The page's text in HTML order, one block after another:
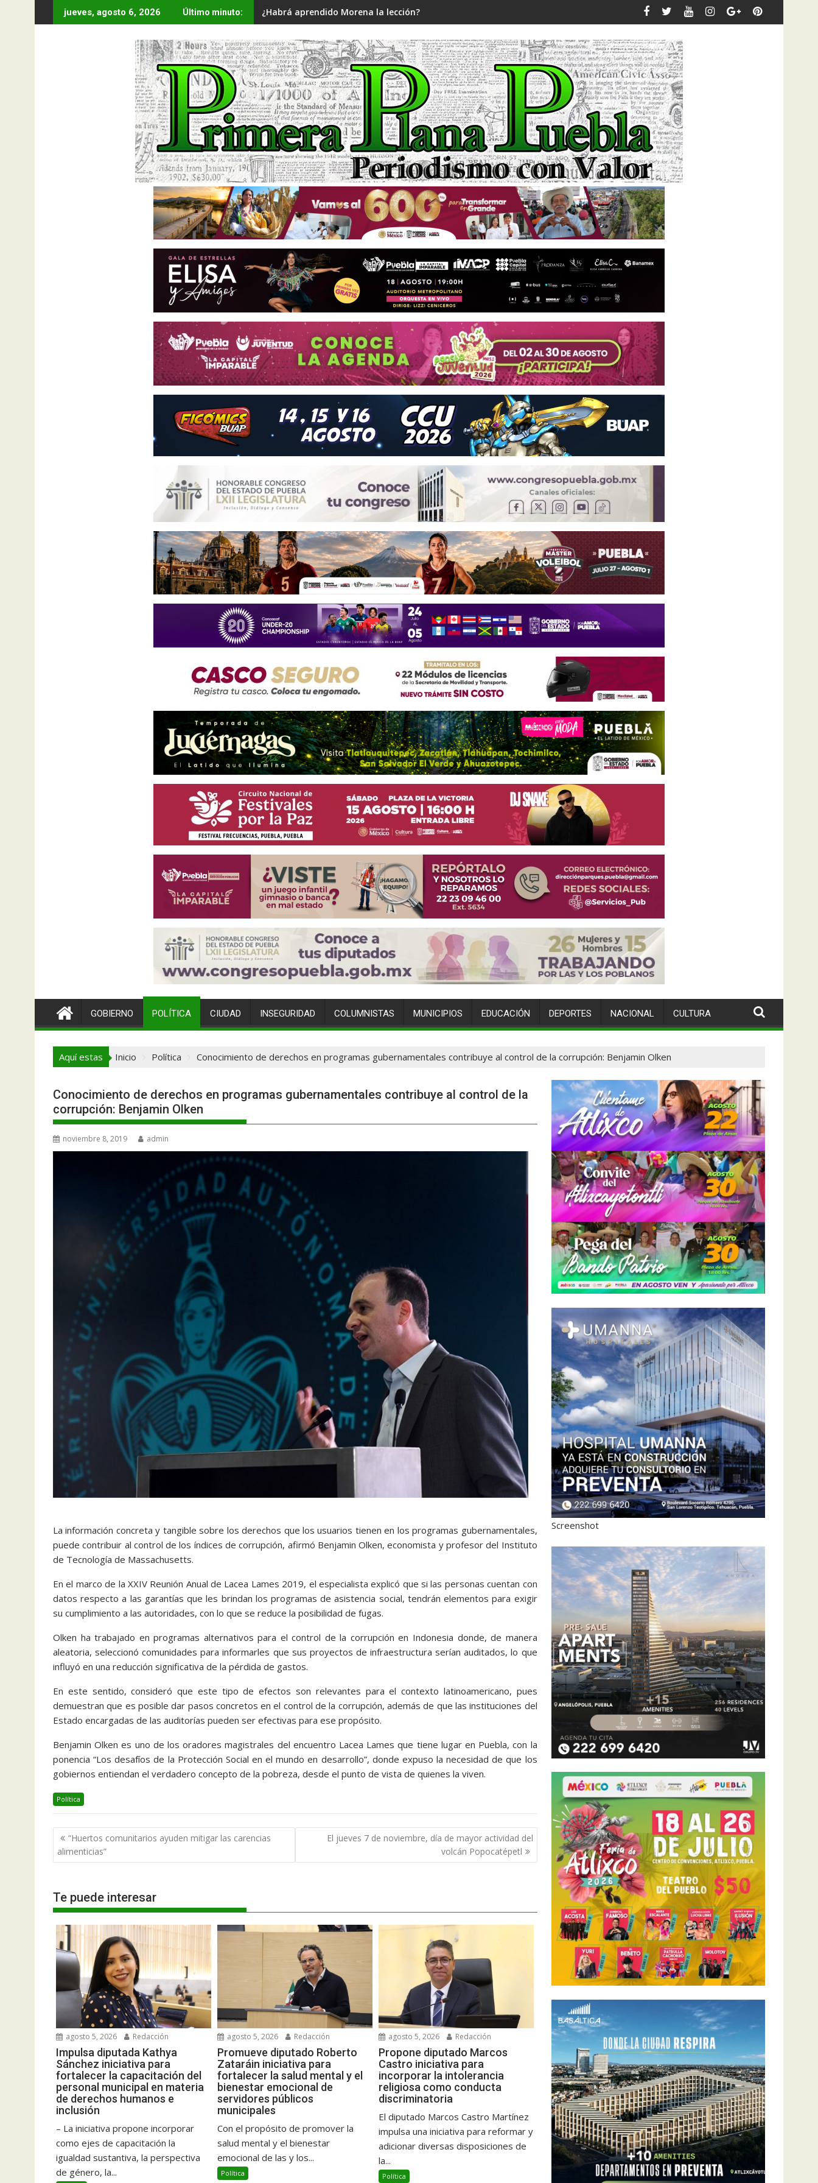
al
jueves, agosto 6, 2026 Último minuto: ¿Habrá aprendido Morena la lección?
GOBIERNO POLÍTICA CIUDAD INSEGURIDAD COLUMNISTAS MUNICIPIOS EDUCACIÓN DEPORTES NACIONAL CULTURA
Aquí estas Inicio Política Conocimiento de derechos en programas gubernamentales contribuye al control de la corrupción: Benjamin Olken
Conocimiento de derechos en programas gubernamentales contribuye al control de la
corrupción: Benjamin Olken
noviembre 8, 2019 admin
La información concreta y tangible sobre los derechos que los usuarios tienen en los programas gubernamentales,
puede contribuir al control de los índices de corrupción, afirmó Benjamin Olken, economista y profesor del Instituto
de Tecnología de Massachusetts.
En el marco de la XXIV Reunión Anual de Lacea Lames 2019, el especialista explicó que si las personas cuentan con
datos respecto a las garantías que les brindan los programas de asistencia social, tendrán elementos para exigir
su cumplimiento a las autoridades, con lo que se reduce la posibilidad de fugas.
Olken ha trabajado en programas alternativos para el control de la corrupción en Indonesia donde, de manera
aleatoria, seleccionó comunidades para informarles que sus proyectos de infraestructura serían auditados, lo que
influyó en una reducción significativa de la pérdida de gastos.
En este sentido, consideró que este tipo de efectos son relevantes para el contexto latinoamericano, pues
demuestran que es posible dar pasos concretos en el control de la corrupción, además de que las instituciones del
Estado encargadas de las auditorías pueden ser efectivas para ese propósito.
Benjamin Olken es uno de los oradores magistrales del encuentro Lacea Lames que tiene lugar en Puebla, con la
ponencia “Los desafíos de la Protección Social en el mundo en desarrollo”, donde expuso la necesidad de que los
gobiernos entiendan el verdadero concepto de la pobreza, desde el punto de vista de quienes la viven.
Política
Navegación
de
entradas
“Huertos comunitarios ayuden mitigar las carencias
alimenticias”
El jueves 7 de noviembre, día de mayor actividad del
volcán Popocatépetl
Te puede interesar
agosto 5, 2026 Redacción
Impulsa diputada Kathya
Sánchez iniciativa para
fortalecer la capacitación del
personal municipal en materia
de derechos humanos e
inclusión
– La iniciativa propone incorporar
como ejes de capacitación la
igualdad sustantiva, la perspectiva
de género, la...
agosto 5, 2026 Redacción
Promueve diputado Roberto
Zataráin iniciativa para
fortalecer la salud mental y el
bienestar emocional de
servidores públicos
municipales
Con el propósito de promover la
salud mental y el bienestar
emocional de las y los...
Política
agosto 5, 2026 Redacción
Propone diputado Marcos
Castro iniciativa para
incorporar la intolerancia
religiosa como conducta
discriminatoria
El diputado Marcos Castro Martínez
impulsa una iniciativa para reformar y
adicionar diversas disposiciones de
la...
Política
Screenshot